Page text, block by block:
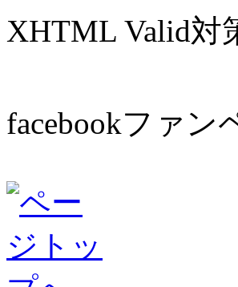
XHTML Valid対
facebookファン